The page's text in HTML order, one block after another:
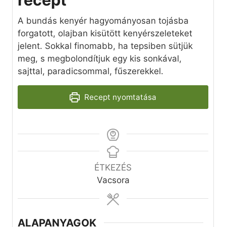
A bundás kenyér hagyományosan tojásba
forgatott, olajban kisütött kenyérszeleteket
jelent. Sokkal finomabb, ha tepsiben sütjük
meg, s megbolondítjuk egy kis sonkával,
sajttal, paradicsommal, fűszerekkel.
Recept nyomtatása
ÉTKEZÉS
Vacsora
ALAPANYAGOK